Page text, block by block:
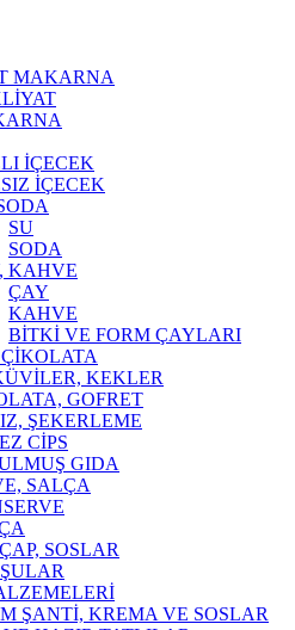
MAKARNA
İÇECEK
İÇECEK
SU
SODA
KAHVE
ÇAY
KAHVE
BİTKİ VE FORM ÇAYLARI
KEKLER
GOFRET
ŞEKERLEME
CİPS
GIDA
SALÇA
SOSLAR
ŞANTİ, KREMA VE SOSLAR